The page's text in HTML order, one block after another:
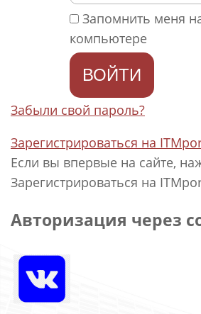
Запомнить меня
компьютере
Забыли свой пароль?
Зарегистрироваться на
Если вы впервые на сайте,
Зарегистрироваться на
Авторизация через